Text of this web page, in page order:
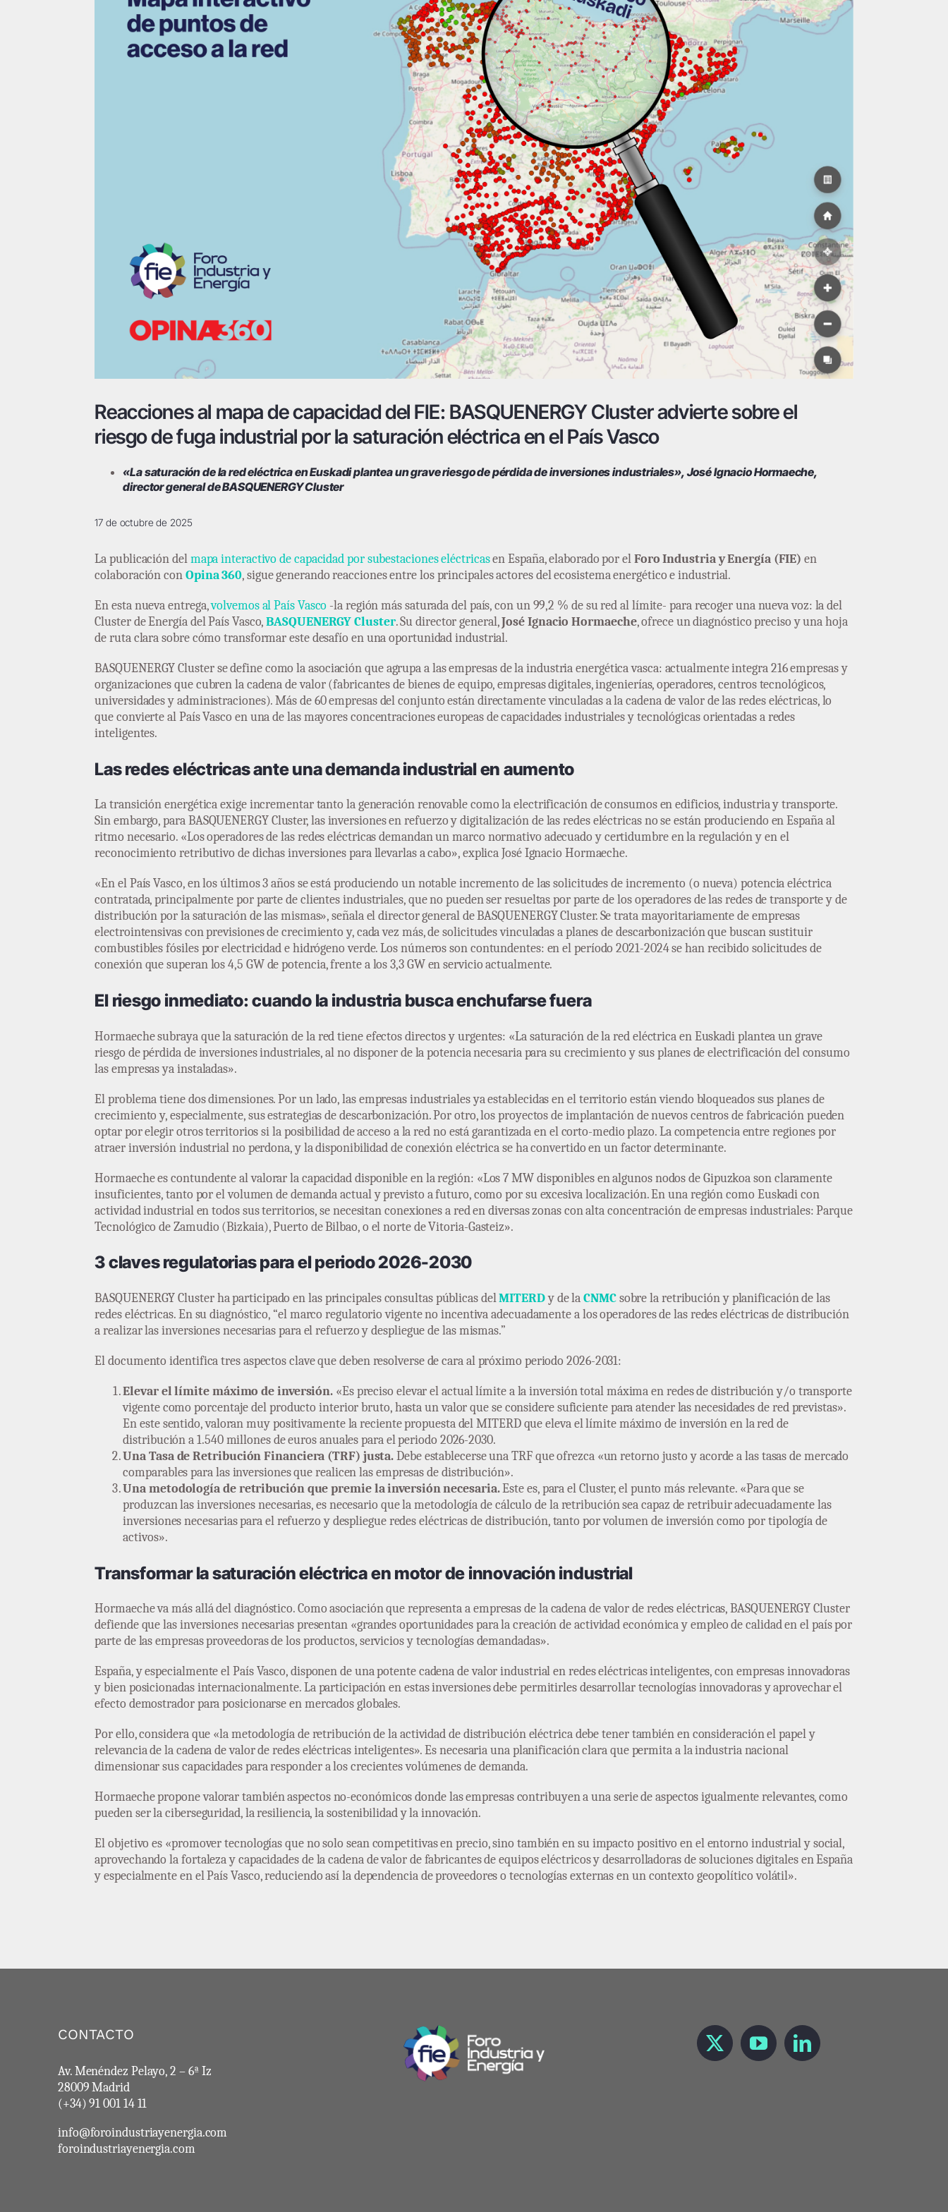
Reacciones al mapa de capacidad del FIE: BASQUENERGY Cluster advierte sobre el
riesgo de fuga industrial por la saturación eléctrica en el País Vasco
«La saturación de la red eléctrica en Euskadi plantea un grave riesgo de pérdida de inversiones industriales», José Ignacio Hormaeche,
director general de BASQUENERGY Cluster
17 de octubre de 2025
La publicación delmapa interactivo de capacidad por subestaciones eléctricasen España, elaborado por elForo Industria y Energía (FIE) en
colaboración conOpina 360, sigue generando reacciones entre los principales actores del ecosistema energético e industrial.
En esta nueva entrega,volvemos al País Vasco -la región más saturada del país, con un 99,2 % de su red al límite- para recoger una nueva voz: la del
Cluster de Energía del País Vasco,BASQUENERGY Cluster. Su director general,José Ignacio Hormaeche, ofrece un diagnóstico preciso y una hoja
de ruta clara sobre cómo transformar este desafío en una oportunidad industrial.
BASQUENERGY Cluster se define como la asociación que agrupa a las empresas de la industria energética vasca: actualmente integra 216 empresas y
organizaciones que cubren la cadena de valor (fabricantes de bienes de equipo, empresas digitales, ingenierías, operadores, centros tecnológicos,
universidades y administraciones). Más de 60 empresas del conjunto están directamente vinculadas a la cadena de valor de las redes eléctricas, lo
que convierte al País Vasco en una de las mayores concentraciones europeas de capacidades industriales y tecnológicas orientadas a redes
inteligentes.
Las redes eléctricas ante una demanda industrial en aumento
La transición energética exige incrementar tanto la generación renovable como la electrificación de consumos en edificios, industria y transporte.
Sin embargo, para BASQUENERGY Cluster, las inversiones en refuerzo y digitalización de las redes eléctricas no se están produciendo en España al
ritmo necesario. «Los operadores de las redes eléctricas demandan un marco normativo adecuado y certidumbre en la regulación y en el
reconocimiento retributivo de dichas inversiones para llevarlas a cabo», explica José Ignacio Hormaeche.
«En el País Vasco, en los últimos 3 años se está produciendo un notable incremento de las solicitudes de incremento (o nueva) potencia eléctrica
contratada, principalmente por parte de clientes industriales, que no pueden ser resueltas por parte de los operadores de las redes de transporte y de
distribución por la saturación de las mismas», señala el director general de BASQUENERGY Cluster. Se trata mayoritariamente de empresas
electrointensivas con previsiones de crecimiento y, cada vez más, de solicitudes vinculadas a planes de descarbonización que buscan sustituir
combustibles fósiles por electricidad e hidrógeno verde. Los números son contundentes: en el período 2021-2024 se han recibido solicitudes de
conexión que superan los 4,5 GW de potencia, frente a los 3,3 GW en servicio actualmente.
El riesgo inmediato: cuando la industria busca enchufarse fuera
Hormaeche subraya que la saturación de la red tiene efectos directos y urgentes: «La saturación de la red eléctrica en Euskadi plantea un grave
riesgo de pérdida de inversiones industriales, al no disponer de la potencia necesaria para su crecimiento y sus planes de electrificación del consumo
las empresas ya instaladas».
El problema tiene dos dimensiones. Por un lado, las empresas industriales ya establecidas en el territorio están viendo bloqueados sus planes de
crecimiento y, especialmente, sus estrategias de descarbonización. Por otro, los proyectos de implantación de nuevos centros de fabricación pueden
optar por elegir otros territorios si la posibilidad de acceso a la red no está garantizada en el corto-medio plazo. La competencia entre regiones por
atraer inversión industrial no perdona, y la disponibilidad de conexión eléctrica se ha convertido en un factor determinante.
Hormaeche es contundente al valorar la capacidad disponible en la región: «Los 7 MW disponibles en algunos nodos de Gipuzkoa son claramente
insuficientes, tanto por el volumen de demanda actual y previsto a futuro, como por su excesiva localización. En una región como Euskadi con
actividad industrial en todos sus territorios, se necesitan conexiones a red en diversas zonas con alta concentración de empresas industriales: Parque
Tecnológico de Zamudio (Bizkaia), Puerto de Bilbao, o el norte de Vitoria-Gasteiz».
3 claves regulatorias para el periodo 2026-2030
BASQUENERGY Cluster ha participado en las principales consultas públicas delMITERDy de laCNMCsobre la retribución y planificación de las
redes eléctricas. En su diagnóstico, “el marco regulatorio vigente no incentiva adecuadamente a los operadores de las redes eléctricas de distribución
a realizar las inversiones necesarias para el refuerzo y despliegue de las mismas.”
El documento identifica tres aspectos clave que deben resolverse de cara al próximo periodo 2026-2031:
Elevar el límite máximo de inversión. «Es preciso elevar el actual límite a la inversión total máxima en redes de distribución y/o transporte
vigente como porcentaje del producto interior bruto, hasta un valor que se considere suficiente para atender las necesidades de red previstas».
En este sentido, valoran muy positivamente la reciente propuesta del MITERD que eleva el límite máximo de inversión en la red de
distribución a 1.540 millones de euros anuales para el periodo 2026-2030.
Una Tasa de Retribución Financiera (TRF) justa.Debe establecerse una TRF que ofrezca «un retorno justo y acorde a las tasas de mercado
comparables para las inversiones que realicen las empresas de distribución».
Una metodología de retribución que premie la inversión necesaria.Este es, para el Cluster, el punto más relevante. «Para que se
produzcan las inversiones necesarias, es necesario que la metodología de cálculo de la retribución sea capaz de retribuir adecuadamente las
inversiones necesarias para el refuerzo y despliegue redes eléctricas de distribución, tanto por volumen de inversión como por tipología de
activos».
Transformar la saturación eléctrica en motor de innovación industrial
Hormaeche va más allá del diagnóstico. Como asociación que representa a empresas de la cadena de valor de redes eléctricas, BASQUENERGY Cluster
defiende que las inversiones necesarias presentan «grandes oportunidades para la creación de actividad económica y empleo de calidad en el país por
parte de las empresas proveedoras de los productos, servicios y tecnologías demandadas».
España, y especialmente el País Vasco, disponen de una potente cadena de valor industrial en redes eléctricas inteligentes, con empresas innovadoras
y bien posicionadas internacionalmente. La participación en estas inversiones debe permitirles desarrollar tecnologías innovadoras y aprovechar el
efecto demostrador para posicionarse en mercados globales.
Por ello, considera que «la metodología de retribución de la actividad de distribución eléctrica debe tener también en consideración el papel y
relevancia de la cadena de valor de redes eléctricas inteligentes». Es necesaria una planificación clara que permita a la industria nacional
dimensionar sus capacidades para responder a los crecientes volúmenes de demanda.
Hormaeche propone valorar también aspectos no-económicos donde las empresas contribuyen a una serie de aspectos igualmente relevantes, como
pueden ser la ciberseguridad, la resiliencia, la sostenibilidad y la innovación.
El objetivo es «promover tecnologías que no solo sean competitivas en precio, sino también en su impacto positivo en el entorno industrial y social,
aprovechando la fortaleza y capacidades de la cadena de valor de fabricantes de equipos eléctricos y desarrolladoras de soluciones digitales en España
y especialmente en el País Vasco, reduciendo así la dependencia de proveedores o tecnologías externas en un contexto geopolítico volátil».
CONTACTO
Av. Menéndez Pelayo, 2 – 6ª Iz
28009 Madrid
(+34) 91 001 14 11
info@foroindustriayenergia.com
foroindustriayenergia.com